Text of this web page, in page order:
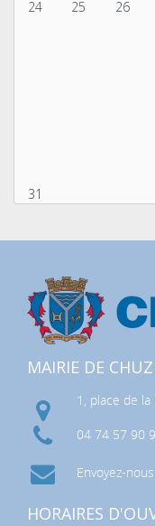
24 25 26
31
MAIRIE DE
1, place de la
04 74 57 90
Envoyez-
HORAIRES